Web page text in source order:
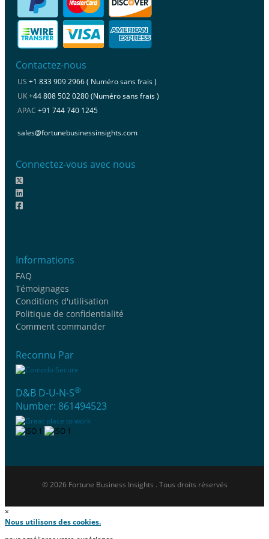
Contactez-nous
US +1 833 909 2966 ( Numéro sans frais )
UK+44 808 502 0280 (Numéro sans frais )
APAC +91 744 740 1245
sales@fortunebusinessinsights.com
Connectez-vous avec nous
Informations
FAQ
Témoignages
Conditions d'utilisation
Politique de confidentialité
Comment commander
Reconnu Par
D&B D-U-N-S®
Number: 861494523
© 2026 Fortune Business Insights . Tous droits réservés
×
Nous utilisons des cookies.